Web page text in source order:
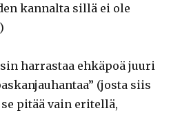
kannalta sillä ei ole
harrastaa ehkäpoä juuri
(josta siis
pitää vain eritellä,